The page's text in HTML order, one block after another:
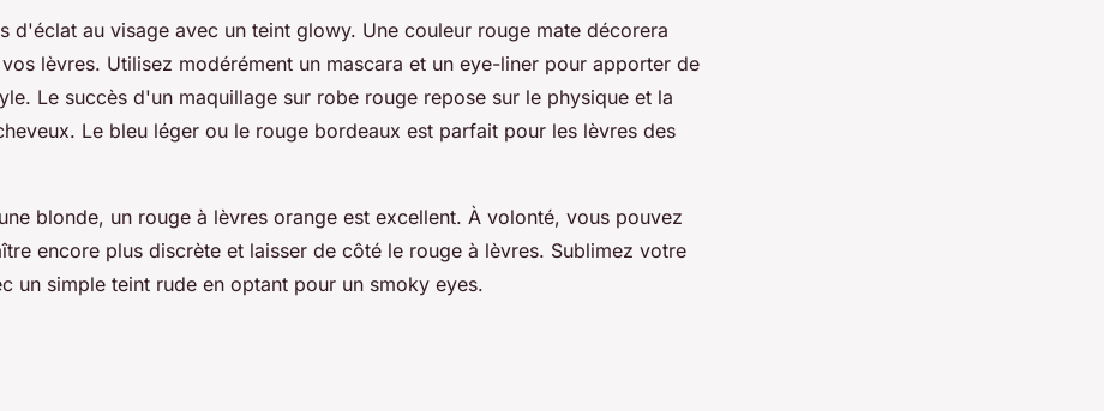
d'éclat au visage avec un teint glowy. Une couleur rouge mate décorera
lèvres. Utilisez modérément un mascara et un eye-liner pour apporter de
Le succès d'un maquillage sur robe rouge repose sur le physique et la
Le bleu léger ou le rouge bordeaux est parfait pour les lèvres des
blonde, un rouge à lèvres orange est excellent. À volonté, vous pouvez
encore plus discrète et laisser de côté le rouge à lèvres. Sublimez votre
un simple teint rude en optant pour un smoky eyes.